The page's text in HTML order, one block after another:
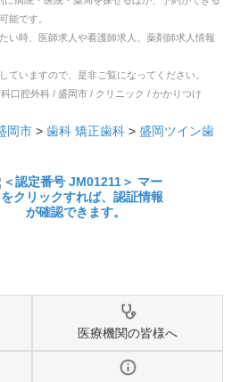
能です。
い時、医師求人や看護師求人、薬剤師求人情報
ていますので、是非ご覧になってください。
口腔外科 / 盛岡市 / クリニック / かかりつけ
岡市 > 歯科 矯正歯科 > 盛岡ツイン歯
医療機関の皆様へ